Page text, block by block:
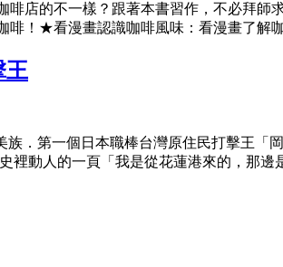
店的不一樣？跟著本書習作，不必拜師
！★看漫畫認識咖啡風味：看漫畫了解
王
．第一個日本職棒台灣原住民打擊王「
裡動人的一頁「我是從花蓮港來的，那邊